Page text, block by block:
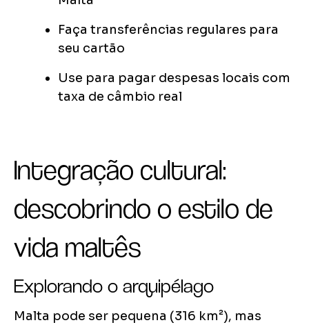
Faça transferências regulares para
seu cartão
Use para pagar despesas locais com
taxa de câmbio real
Integração cultural:
descobrindo o estilo de
vida maltês
Explorando o arquipélago
Malta pode ser pequena (316 km²), mas